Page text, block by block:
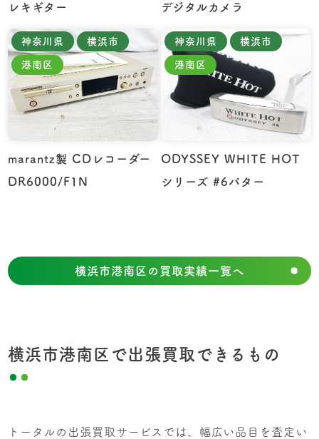
レキギター
デジタルカメラ
神奈川県 横浜市
港南区
marantz製 CDレコーダー
DR6000/F1N
神奈川県 横浜市
港南区
ODYSSEY WHITE HOT
シリーズ #6パター
横浜市港南区の買取実績一覧へ
横浜市港南区で出張買取できるもの
トータルの出張買取サービスでは、幅広い品目を査定い